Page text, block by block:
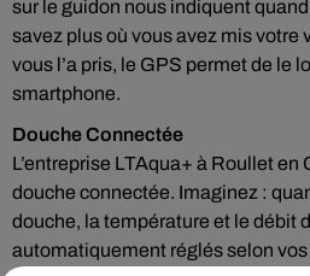
sur le guidon nous indiquent
savez plus où vous avez mis votre
vous l’a pris, le GPS permet de le
smartphone.
Douche Connectée
L’entreprise LTAqua+ à Roullet en
douche connectée. Imaginez :
douche, la température et le débit
automatiquement réglés selon